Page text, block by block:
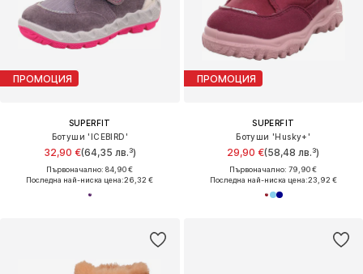
ПРОМОЦИЯ
SUPERFIT
Ботуши 'ICEBIRD'
32,90 €(64,35 лв.³)
Първоначално: 84,90 €
Последна най-ниска цена:26,32 €
ПРОМОЦИЯ
SUPERFIT
Ботуши 'Husky+'
29,90 €(58,48 лв.³)
Първоначално: 79,90 €
Последна най-ниска цена:23,92 €